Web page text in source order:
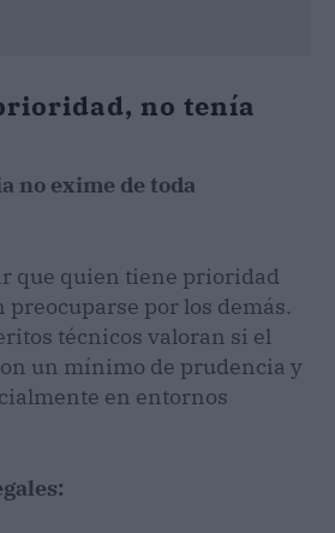
no tenía
no exime de toda
que quien tiene prioridad
por los demás.
técnicos valoran si el
un mínimo de prudencia y
en entornos